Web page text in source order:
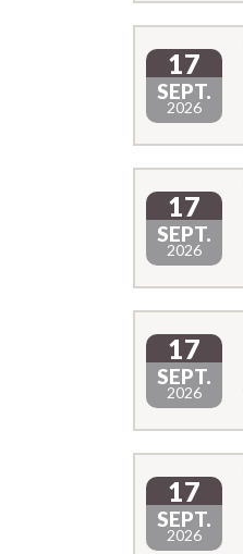
17
SEPT.
2026
17
SEPT.
2026
17
SEPT.
2026
17
SEPT.
2026